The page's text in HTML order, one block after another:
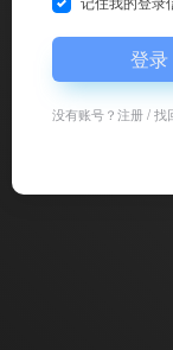
登录
没有账号？注册/找